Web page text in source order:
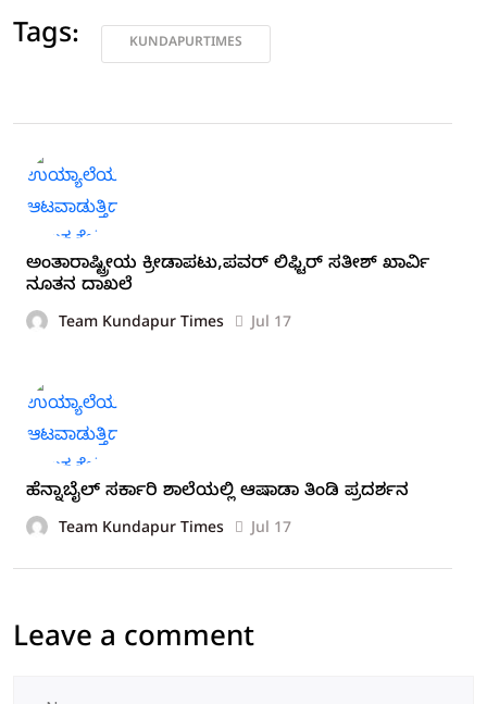
Tags: KUNDAPURTIMES
ಅಂತಾರಾಷ್ಟ್ರೀಯ ಕ್ರೀಡಾಪಟು,ಪವರ್ ಲಿಫ್ಟಿರ್ ಸತೀಶ್ ಖಾರ್ವಿ
ನೂತನ ದಾಖಲೆ
Team Kundapur Times Jul 17
ಹೆನ್ನಾಬೈಲ್ ಸರ್ಕಾರಿ ಶಾಲೆಯಲ್ಲಿ ಆಷಾಡಾ ತಿಂಡಿ ಪ್ರದರ್ಶನ
Team Kundapur Times Jul 17
Leave a comment